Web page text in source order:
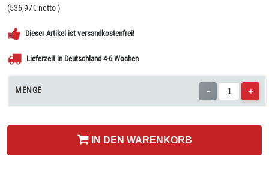
(536,97€ netto)
Dieser Artikel ist versandkostenfrei!
Lieferzeit in Deutschland 4-6 Wochen
MENGE - +
IN DEN WARENKORB